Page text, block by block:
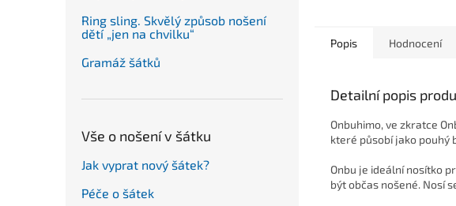
Ring sling. Skvělý způsob nošení
dětí „jen na chvilku“
Gramáž šátků
Vše o nošení v šátku
Jak vyprat nový šátek?
Péče o šátek
Popis Hodnocení
Detailní popis
Onbuhimo, ve zkratce
které působí jako pouhý
Onbu je ideální nosítko
být občas nošené. Nosí